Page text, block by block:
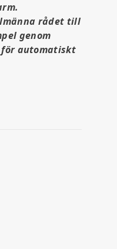
rådet till
genom
för automatiskt